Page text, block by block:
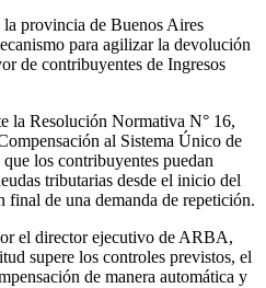
provincia de Buenos Aires
para agilizar la devolución
de contribuyentes de Ingresos
la Resolución Normativa N° 16,
al Sistema Único de
los contribuyentes puedan
tributarias desde el inicio del
final de una demanda de repetición.
el director ejecutivo de ARBA,
supere los controles previstos, el
de manera automática y